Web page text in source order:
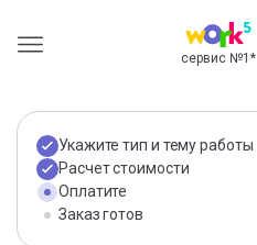
сервис №1 *
Укажите тип и тему работы
Расчет стоимости
Оплатите
Заказ готов